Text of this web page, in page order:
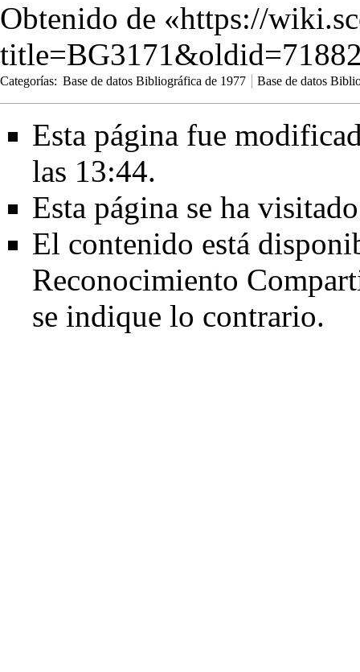
Obtenido de «https://
Categorías: Base de datos Bibliográfica de 1977 Base de datos
Esta página fue
las 13:44.
Esta página se ha
El contenido está
Reconocimiento
se indique lo contrario.